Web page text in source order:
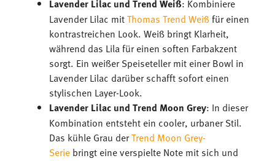
Lavender Lilac und Trend Weiß: Kombiniere
Lavender Lilac mitThomas Trend Weißfür einen
kontrastreichen Look. Weiß bringt Klarheit,
während das Lila für einen soften Farbakzent
sorgt. Ein weißer Speiseteller mit einer Bowl in
Lavender Lilac darüber schafft sofort einen
stylischen Layer-Look.
Lavender Lilac und Trend Moon Grey: In dieser
Kombination entsteht ein cooler, urbaner Stil.
Das kühle Grau derTrend Moon Grey-
Seriebringt eine verspielte Note mit sich und